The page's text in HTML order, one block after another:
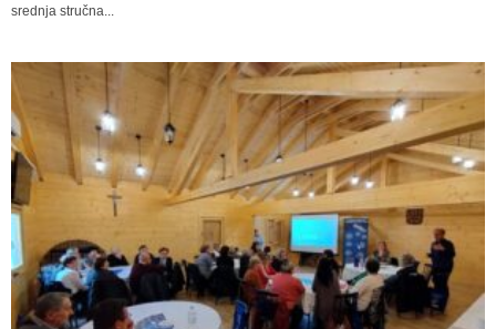
srednja stručna...